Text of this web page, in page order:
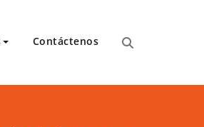
el Tribunal de Apelaciones,
Contáctenos